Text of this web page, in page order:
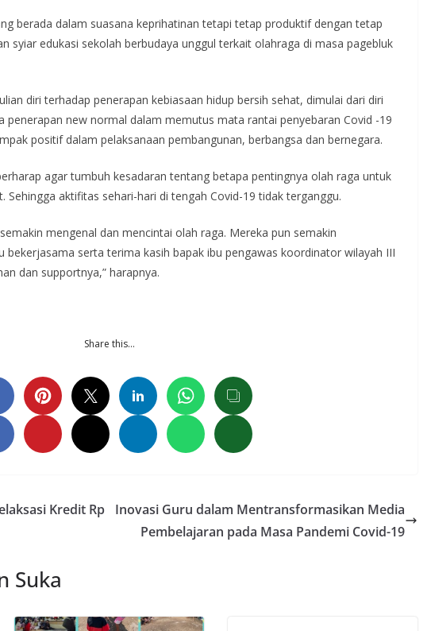
berada dalam suasana keprihatinan tetapi tetap produktif dengan tetap
syiar edukasi sekolah berbudaya unggul terkait olahraga di masa pagebluk
diri terhadap penerapan kebiasaan hidup bersih sehat, dimulai dari diri
penerapan new normal dalam memutus mata rantai penyebaran Covid -19
positif dalam pelaksanaan pembangunan, berbangsa dan bernegara.
agar tumbuh kesadaran tentang betapa pentingnya olah raga untuk
aktifitas sehari-hari di tengah Covid-19 tidak terganggu.
mengenal dan mencintai olah raga. Mereka pun semakin
bekerjasama serta terima kasih bapak ibu pengawas koordinator wilayah III
dan supportnya,” harapnya.
Share this…
Kredit Rp
Inovasi Guru dalam Mentransformasikan Media
Pembelajaran pada Masa Pandemi Covid-19
Suka